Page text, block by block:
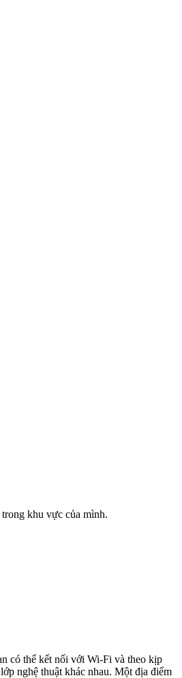
khu vực của mình.
có thể kết nối với Wi-Fi và theo kịp
nghệ thuật khác nhau. Một địa điểm